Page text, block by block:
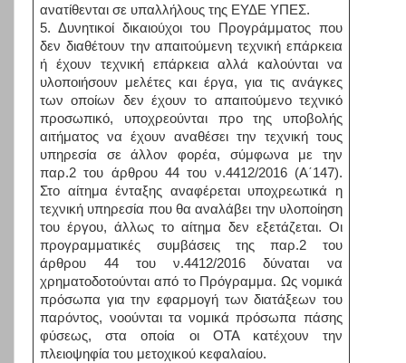
ανατίθενται σε υπαλλήλους της ΕΥΔΕ ΥΠΕΣ.
5. Δυνητικοί δικαιούχοι του Προγράμματος που
δεν διαθέτουν την απαιτούμενη τεχνική επάρκεια
ή έχουν τεχνική επάρκεια αλλά καλούνται να
υλοποιήσουν μελέτες και έργα, για τις ανάγκες
των οποίων δεν έχουν το απαιτούμενο τεχνικό
προσωπικό, υποχρεούνται προ της υποβολής
αιτήματος να έχουν αναθέσει την τεχνική τους
υπηρεσία σε άλλον φορέα, σύμφωνα με την
παρ.2 του άρθρου 44 του ν.4412/2016 (Α΄147).
Στο αίτημα ένταξης αναφέρεται υποχρεωτικά η
τεχνική υπηρεσία που θα αναλάβει την υλοποίηση
του έργου, άλλως το αίτημα δεν εξετάζεται. Οι
προγραμματικές συμβάσεις της παρ.2 του
άρθρου 44 του ν.4412/2016 δύναται να
χρηματοδοτούνται από το Πρόγραμμα. Ως νομικά
πρόσωπα για την εφαρμογή των διατάξεων του
παρόντος, νοούνται τα νομικά πρόσωπα πάσης
φύσεως, στα οποία οι ΟΤΑ κατέχουν την
πλειοψηφία του μετοχικού κεφαλαίου.